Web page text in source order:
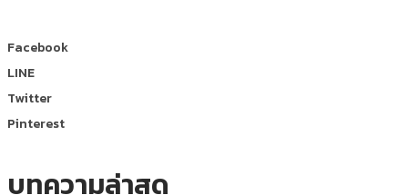
Facebook
LINE
Twitter
Pinterest
บทความล่าสุด